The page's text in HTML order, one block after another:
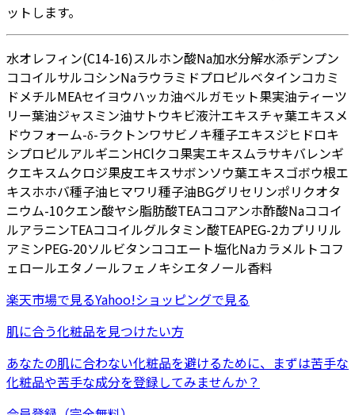
ットします。
水オレフィン(C14-16)スルホン酸Na加水分解水添デンプン
ココイルサルコシンNaラウラミドプロピルベタインコカミ
ドメチルMEAセイヨウハッカ油ベルガモット果実油ティーツ
リー葉油ジャスミン油サトウキビ液汁エキスチャ葉エキスメ
ドウフォーム-δ-ラクトンワサビノキ種子エキスジヒドロキ
シプロピルアルギニンHClクコ果実エキスムラサキバレンギ
クエキスムクロジ果皮エキスサボンソウ葉エキスゴボウ根エ
キスホホバ種子油ヒマワリ種子油BGグリセリンポリクオタ
ニウム-10クエン酸ヤシ脂肪酸TEAココアンホ酢酸Naココイ
ルアラニンTEAココイルグルタミン酸TEAPEG-2カプリリル
アミンPEG-20ソルビタンココエート塩化Naカラメル トコフ
ェロールエタノールフェノキシエタノール香料
楽天市場で見るYahoo!ショッピングで見る
肌に合う化粧品を見つけたい方
あなたの肌に合わない化粧品を避けるために、まずは苦手な
化粧品や苦手な成分を登録してみませんか？